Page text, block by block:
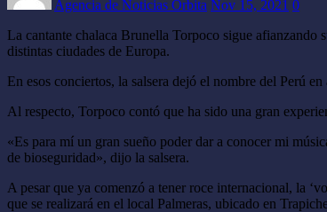
Agencia de Noticias Orbita Nov 15, 2021 0
La cantante chalaca Brunella Torpoco sigue afianzando
distintas ciudades de Europa.
En esos conciertos, la salsera dejó el nombre del Perú
Al respecto, Torpoco contó que ha sido una gran
«Es para mí un gran sueño poder dar a conocer mi
de bioseguridad», dijo la salsera.
A pesar que ya comenzó a tener roce internacional, la
que se realizará en el local Palmeras, ubicado en